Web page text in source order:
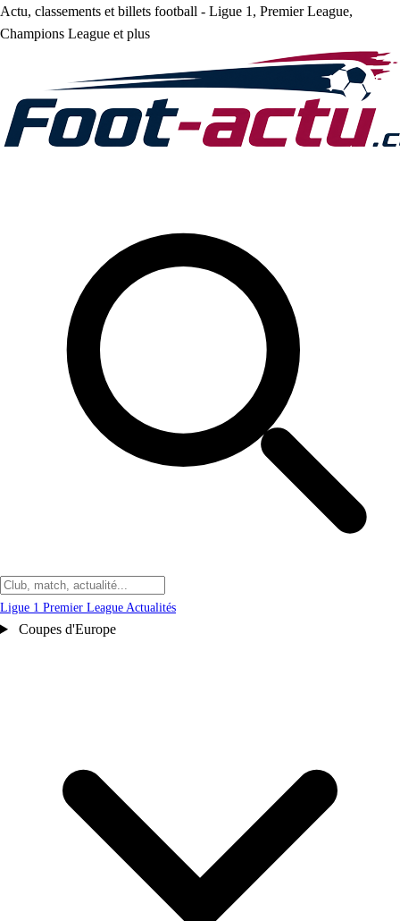
Actu, classements et billets football - Ligue 1, Premier League,
Champions League et plus
Ligue 1 Premier League Actualités
Coupes d'Europe